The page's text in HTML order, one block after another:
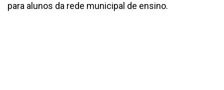
para alunos da rede municipal de ensino.